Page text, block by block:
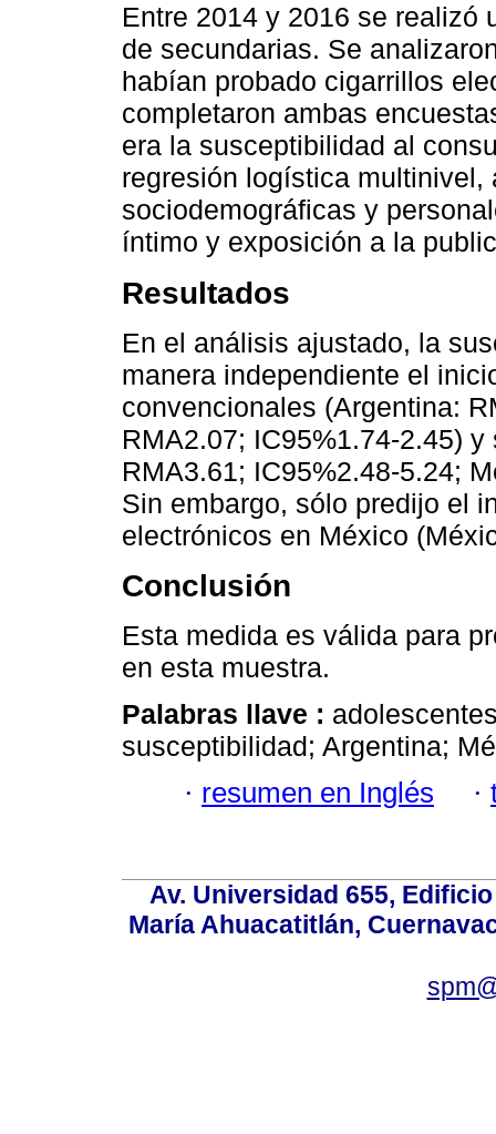
Entre 2014 y 2016 se realizó
de secundarias. Se
habían probado cigarrillos
completaron ambas
era la susceptibilidad al
regresión logística multinivel,
sociodemográficas y
íntimo y exposición a la
Resultados
En el análisis ajustado, la
manera independiente el
convencionales (Argentina:
RMA2.07; IC95%1.74-2.45)
RMA3.61; IC95%2.48-5.24;
Sin embargo, sólo predijo el
electrónicos en México
Conclusión
Esta medida es válida para
en esta muestra.
Palabras llave :
susceptibilidad; Argentina;
· resumen en Inglés ·
Av. Universidad 655,
María Ahuacatitlán,